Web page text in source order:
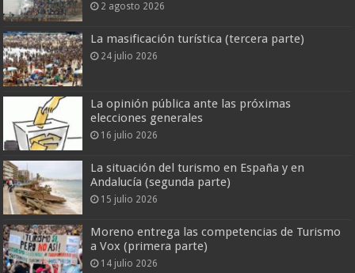
2 agosto 2026
La masificación turística (tercera parte)
24 julio 2026
La opinión pública ante las próximas
elecciones generales
16 julio 2026
La situación del turismo en España y en
Andalucía (segunda parte)
15 julio 2026
Moreno entrega las competencias de Turismo
a Vox (primera parte)
14 julio 2026